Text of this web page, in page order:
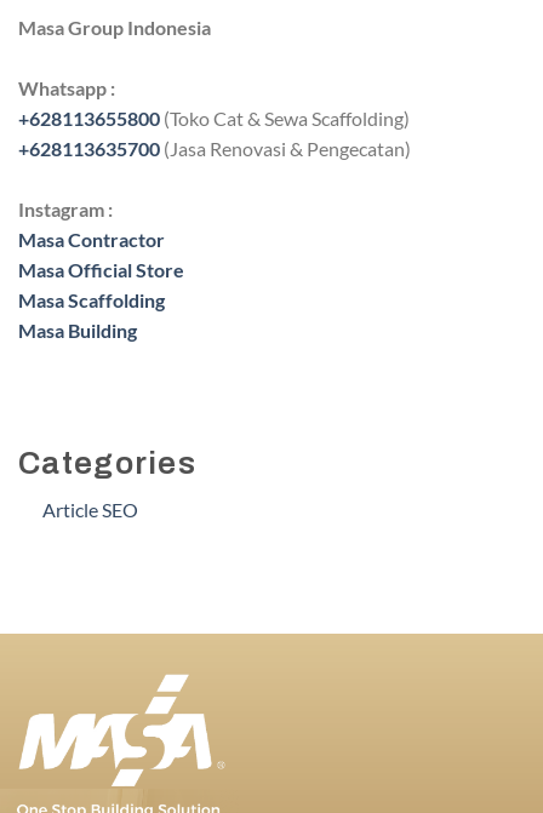
Masa Group Indonesia
Whatsapp :
+628113655800 (Toko Cat & Sewa Scaffolding)
+628113635700 (Jasa Renovasi & Pengecatan)
Instagram :
Masa Contractor
Masa Official Store
Masa Scaffolding
Masa Building
Categories
Article SEO